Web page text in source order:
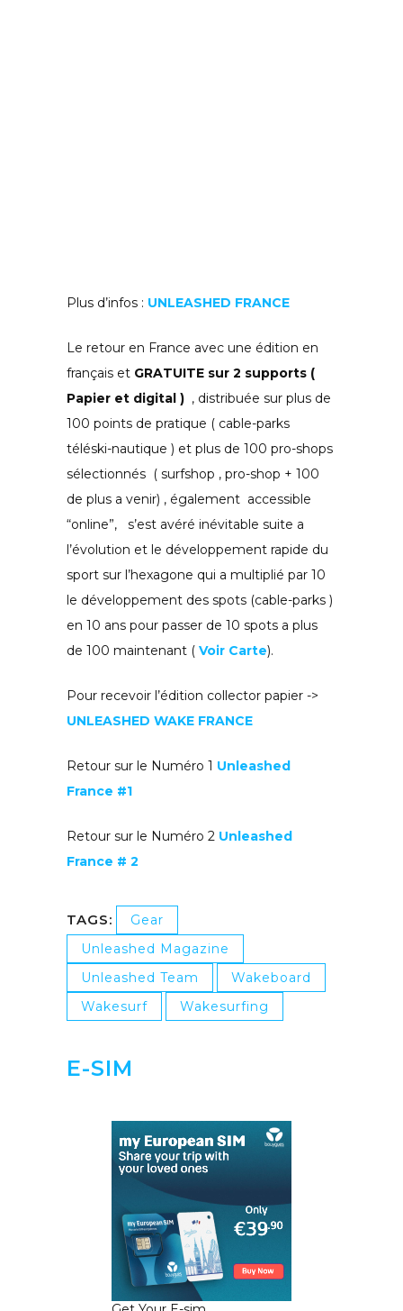
Plus d’infos : UNLEASHED FRANCE
Le retour en France avec une édition en
français et GRATUITE sur 2 supports (
Papier et digital ) , distribuée sur plus de
100 points de pratique ( cable-parks
téléski-nautique ) et plus de 100 pro-shops
sélectionnés ( surfshop , pro-shop + 100
de plus a venir) , également accessible
“online”, s’est avéré inévitable suite a
l’évolution et le développement rapide du
sport sur l’hexagone qui a multiplié par 10
le développement des spots (cable-parks )
en 10 ans pour passer de 10 spots a plus
de 100 maintenant ( Voir Carte).
Pour recevoir l’édition collector papier ->
UNLEASHED WAKE FRANCE
Retour sur le Numéro 1 Unleashed
France #1
Retour sur le Numéro 2 Unleashed
France # 2
TAGS:
Gear
Unleashed Magazine
Unleashed Team
Wakeboard
Wakesurf
Wakesurfing
E-SIM